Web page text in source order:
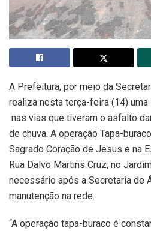
A Prefeitura, por meio da
realiza nesta terça-feira (14) uma
nas vias que tiveram o asfalto
de chuva. A operação Tapa-
Sagrado Coração de Jesus e na
Rua Dalvo Martins Cruz, no
necessário após a Secretaria de
manutenção na rede.
“A operação tapa-buraco é